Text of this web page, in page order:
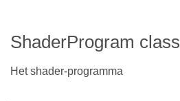
ShaderProgram class
Het shader-programma